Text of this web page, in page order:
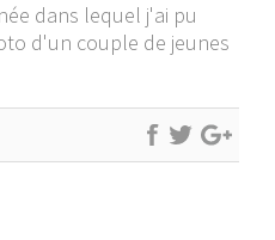
dans lequel j'ai pu
d'un couple de jeunes